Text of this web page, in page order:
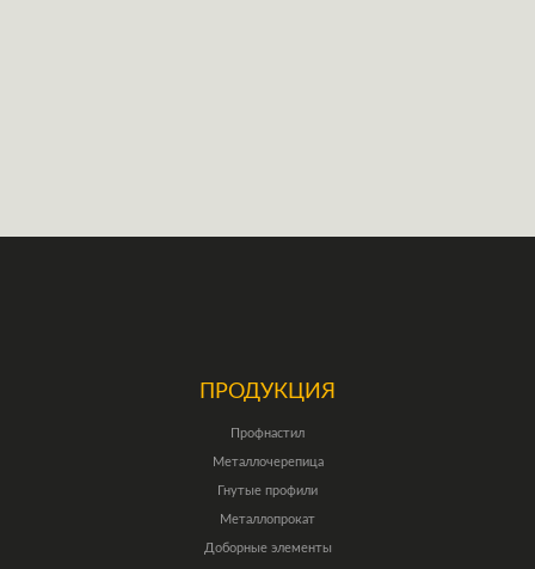
ПРОДУКЦИЯ
Профнастил
Металлочерепица
Гнутые профили
Металлопрокат
Доборные элементы